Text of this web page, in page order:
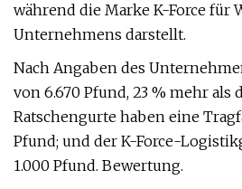
während die Marke K-Force für
Unternehmens darstellt.
Nach Angaben des
von 6.670 Pfund, 23 % mehr
Ratschengurte haben eine
Pfund; und der K-Force-
1.000 Pfund. Bewertung.